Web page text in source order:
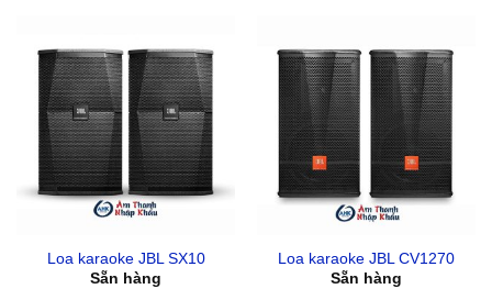
Loa karaoke JBL SX10
Sẵn hàng
Loa karaoke JBL CV1270
Sẵn hàng